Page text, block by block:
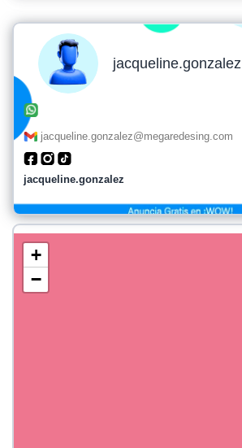
jacqueline.gonzalez
jacqueline.gonzalez@megaredesing.com
jacqueline.gonzalez
+
−